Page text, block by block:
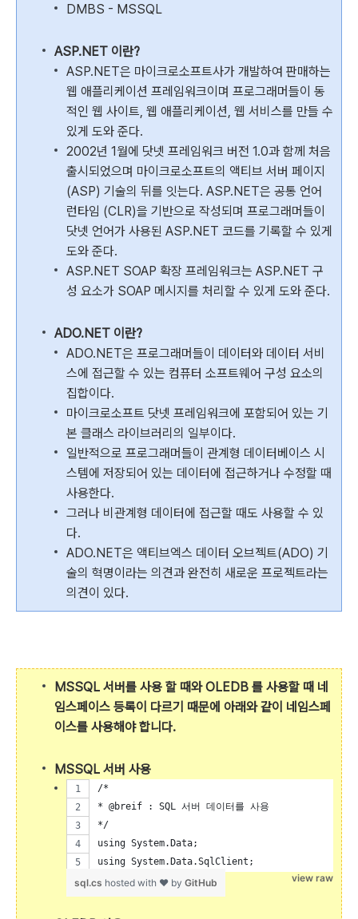
DMBS - MSSQL
ASP.NET 이란?
ASP.NET은 마이크로소프트사가 개발하여 판매하는
웹 애플리케이션 프레임워크이며 프로그래머들이 동
적인 웹 사이트, 웹 애플리케이션, 웹 서비스를 만들 수
있게 도와 준다.
2002년 1월에 닷넷 프레임워크 버전 1.0과 함께 처음
출시되었으며 마이크로소프트의 액티브 서버 페이지
(ASP) 기술의 뒤를 잇는다. ASP.NET은 공통 언어
런타임 (CLR)을 기반으로 작성되며 프로그래머들이
닷넷 언어가 사용된 ASP.NET 코드를 기록할 수 있게
도와 준다.
ASP.NET SOAP 확장 프레임워크는 ASP.NET 구
성 요소가 SOAP 메시지를 처리할 수 있게 도와 준다.
ADO.NET 이란?
ADO.NET은 프로그래머들이 데이터와 데이터 서비
스에 접근할 수 있는 컴퓨터 소프트웨어 구성 요소의
집합이다.
마이크로소프트 닷넷 프레임워크에 포함되어 있는 기
본 클래스 라이브러리의 일부이다.
일반적으로 프로그래머들이 관계형 데이터베이스 시
스템에 저장되어 있는 데이터에 접근하거나 수정할 때
사용한다.
그러나 비관계형 데이터에 접근할 때도 사용할 수 있
다.
ADO.NET은 액티브엑스 데이터 오브젝트(ADO) 기
술의 혁명이라는 의견과 완전히 새로운 프로젝트라는
의견이 있다.
MSSQL 서버를 사용 할 때와 OLEDB 를 사용할 때 네
임스페이스 등록이 다르기 때문에 아래와 같이 네임스페
이스를 사용해야 합니다.
MSSQL 서버 사용
/*
* @breif : SQL 서버 데이터를 사용
*/
using System.Data;
using System.Data.SqlClient;
view raw
sql.cs hosted with ❤ by GitHub